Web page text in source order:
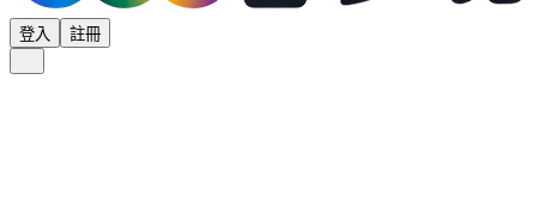
登入 註冊